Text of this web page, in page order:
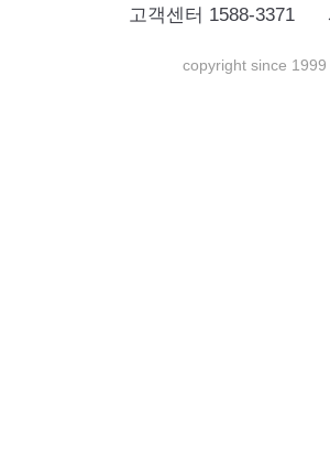
고객센터 1588-3371
copyright since